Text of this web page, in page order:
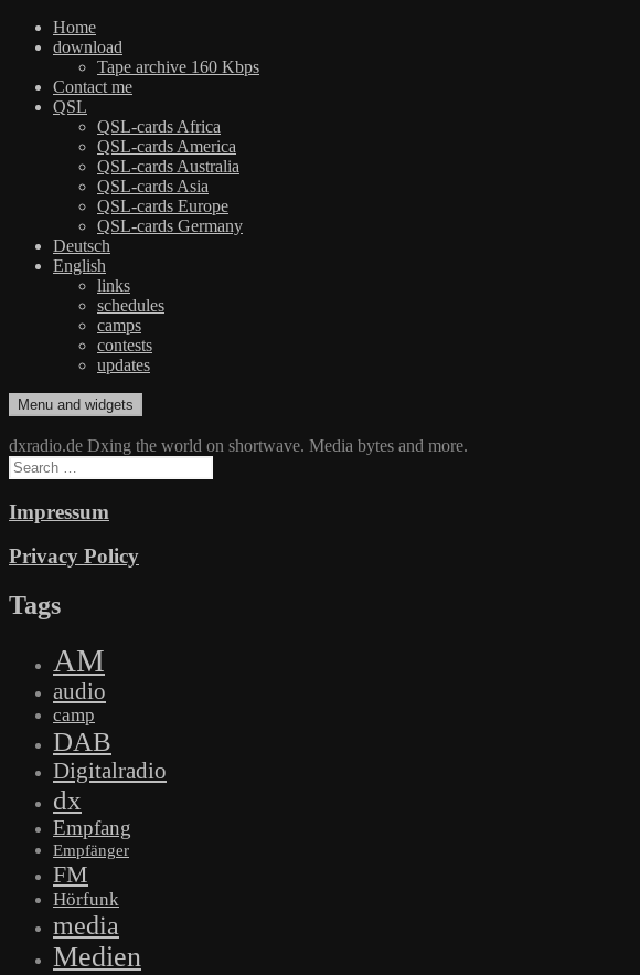
Home
download
Tape archive 160 Kbps
Contact me
QSL
QSL-cards Africa
QSL-cards America
QSL-cards Australia
QSL-cards Asia
QSL-cards Europe
QSL-cards Germany
Deutsch
English
links
schedules
camps
contests
updates
Skip
to
content
dxradio.de
DXing the world on shortwave
Menu and widgets
dxradio.de Dxing the world on shortwave. Media bytes and more.
Search
for:
Impressum
Privacy Policy
Tags
AM
audio
camp
DAB
Digitalradio
dx
Empfang
Empfänger
FM
Hörfunk
media
Medien